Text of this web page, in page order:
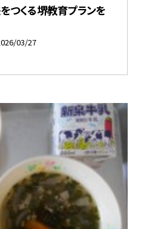
くる堺教育プランを
03/27